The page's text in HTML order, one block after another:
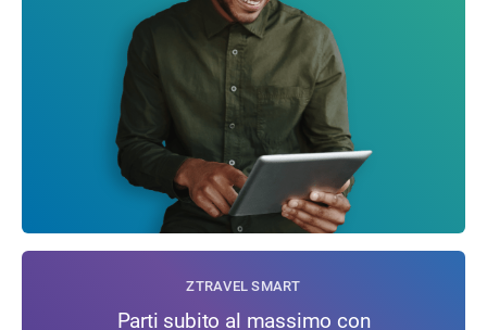
ZTRAVEL SMART
Parti subito al massimo con